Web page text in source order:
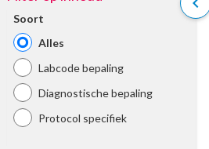
Soort
Alles
Labcode bepaling
Diagnostische bepaling
Protocol specifiek